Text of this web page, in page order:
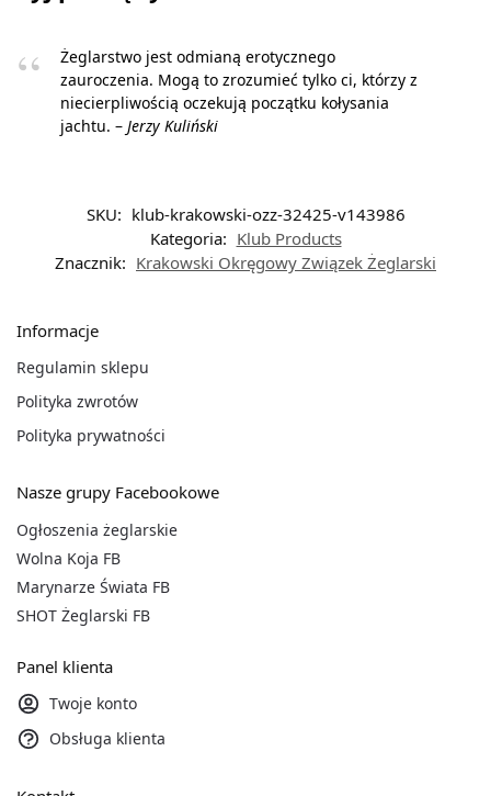
Żeglarstwo jest odmianą erotycznego
zauroczenia. Mogą to zrozumieć tylko ci, którzy z
niecierpliwością oczekują początku kołysania
jachtu. – Jerzy Kuliński
SKU: klub-krakowski-ozz-32425-v143986
Kategoria: Klub Products
Znacznik: Krakowski Okręgowy Związek Żeglarski
Informacje
Regulamin sklepu
Polityka zwrotów
Polityka prywatności
Nasze grupy Facebookowe
Ogłoszenia żeglarskie
Wolna Koja FB
Marynarze Świata FB
SHOT Żeglarski FB
Panel klienta
Twoje konto
Obsługa klienta